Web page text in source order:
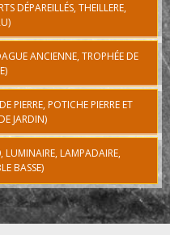
DÉPAREILLÉS, THEILLERE,
ANCIENNE, TROPHÉE DE
PIERRE, POTICHE PIERRE ET
JARDIN)
LUMINAIRE, LAMPADAIRE,
BASSE)